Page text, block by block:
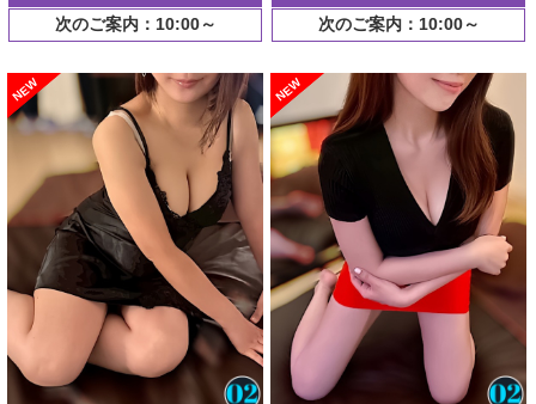
次のご案内：10:00～ 次のご案内：10:00～
NEW NEW